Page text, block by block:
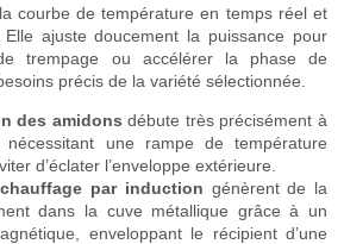
courbe de température en temps réel et
ajuste doucement la puissance pour
trempage ou accélérer la phase de
précis de la variété sélectionnée.
des amidons débute très précisément à
une rampe de température
d’éclater l’enveloppe extérieure.
chauffage par induction génèrent de la
dans la cuve métallique grâce à un
enveloppant le récipient d’une